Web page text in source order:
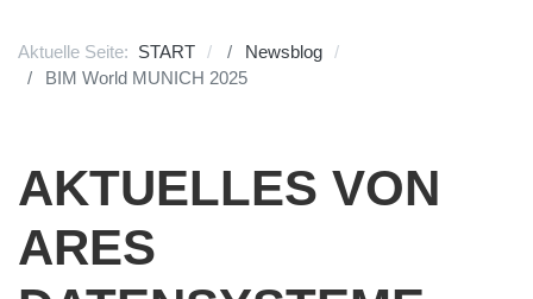
Aktuelle Seite: START
Newsblog
BIM World MUNICH 2025
AKTUELLES VON
ARES